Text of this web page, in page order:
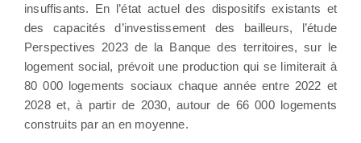
insuffisants. En l’état actuel des dispositifs existants et
des capacités d’investissement des bailleurs, l’étude
Perspectives 2023 de la Banque des territoires, sur le
logement social, prévoit une production qui se limiterait à
80 000 logements sociaux chaque année entre 2022 et
2028 et, à partir de 2030, autour de 66 000 logements
construits par an en moyenne.